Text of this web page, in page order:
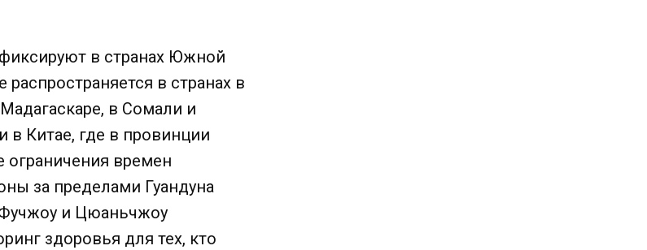
в странах Южной
в странах в
в Сомали и
Китае, где в провинции
ограничения времен
за пределами Гуандуна
и Цюаньчжоу
здоровья для тех, кто